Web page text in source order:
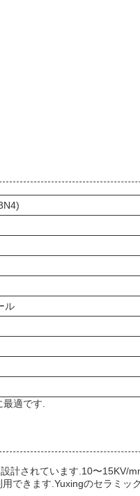
ル
適です.
されています.10〜15KV/
できます.Yuxingのセラミ